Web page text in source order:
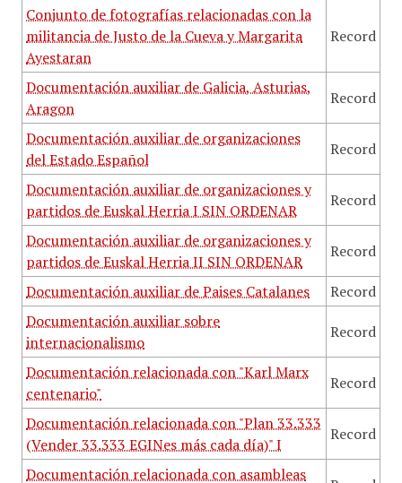
Conjunto de fotografías relacionadas con la
militancia de Justo de la Cueva y Margarita
Ayestaran
Record
Documentación auxiliar de Galicia, Asturias,
Aragon
Record
Documentación auxiliar de organizaciones
del Estado Español
Record
Documentación auxiliar de organizaciones y
partidos de Euskal Herria I SIN ORDENAR
Record
Documentación auxiliar de organizaciones y
partidos de Euskal Herria II SIN ORDENAR
Record
Documentación auxiliar de Paises Catalanes
Record
Documentación auxiliar sobre
internacionalismo
Record
Documentación relacionada con "Karl Marx
centenario"
Record
Documentación relacionada con "Plan 33.333
(Vender 33.333 EGINes más cada día)" I
Record
Documentación relacionada con asambleas